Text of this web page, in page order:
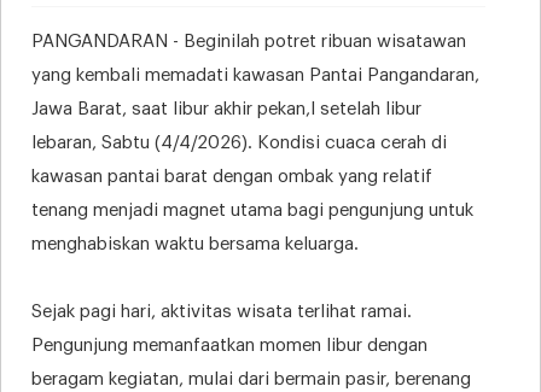
PANGANDARAN - Beginilah potret ribuan wisatawan
yang kembali memadati kawasan Pantai Pangandaran,
Jawa Barat, saat libur akhir pekan,l setelah libur
lebaran, Sabtu (4/4/2026). Kondisi cuaca cerah di
kawasan pantai barat dengan ombak yang relatif
tenang menjadi magnet utama bagi pengunjung untuk
menghabiskan waktu bersama keluarga.
Sejak pagi hari, aktivitas wisata terlihat ramai.
Pengunjung memanfaatkan momen libur dengan
beragam kegiatan, mulai dari bermain pasir, berenang